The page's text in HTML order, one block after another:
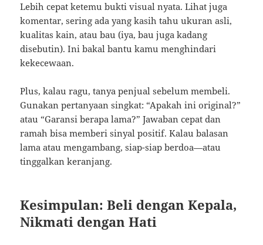
Lebih cepat ketemu bukti visual nyata. Lihat juga
komentar, sering ada yang kasih tahu ukuran asli,
kualitas kain, atau bau (iya, bau juga kadang
disebutin). Ini bakal bantu kamu menghindari
kekecewaan.
Plus, kalau ragu, tanya penjual sebelum membeli.
Gunakan pertanyaan singkat: “Apakah ini original?”
atau “Garansi berapa lama?” Jawaban cepat dan
ramah bisa memberi sinyal positif. Kalau balasan
lama atau mengambang, siap-siap berdoa—atau
tinggalkan keranjang.
Kesimpulan: Beli dengan Kepala,
Nikmati dengan Hati